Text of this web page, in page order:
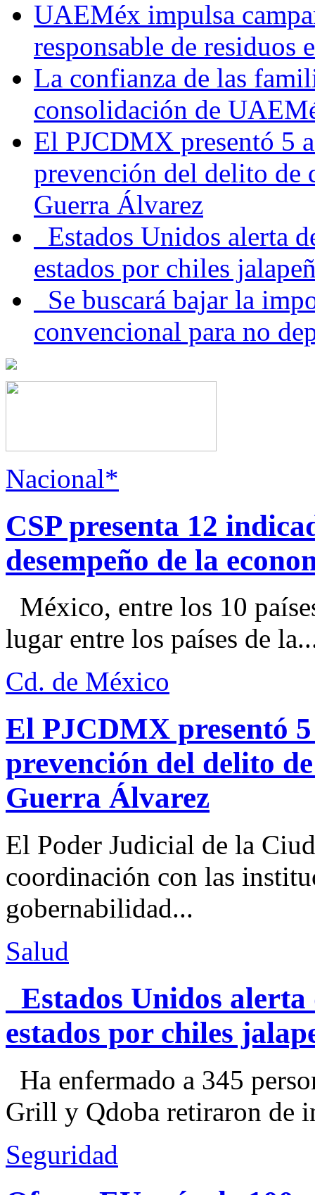
UAEMéx impulsa
responsable de residuos
La confianza de las
consolidación de
El PJCDMX presentó 5
prevención del delito de
Guerra Álvarez
Estados Unidos alerta
estados por chiles
Se buscará bajar la
convencional para no
Nacional*
CSP presenta 12
desempeño de la
México, entre los 10
lugar entre los países de
Cd. de México
El PJCDMX presentó
prevención del delito
Guerra Álvarez
El Poder Judicial de la
coordinación con las
gobernabilidad...
Salud
Estados Unidos alerta
estados por chiles
Ha enfermado a 345
Grill y Qdoba retiraron de
Seguridad